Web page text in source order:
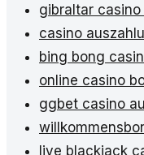
gibraltar casino
casino
bing bong
online casino
ggbet casino
live blackjack